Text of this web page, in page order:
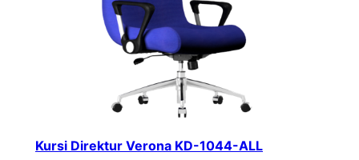
Kursi Direktur Verona KD-1044-ALL